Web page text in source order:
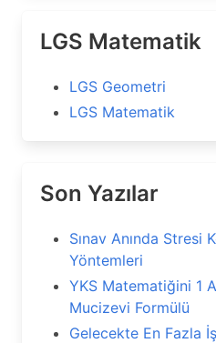
LGS Matematik
LGS Geometri
LGS Matematik
Son Yazılar
Sınav Anında Stresi
Yöntemleri
YKS Matematiğini 1
Mucizevi Formülü
Gelecekte En Fazla